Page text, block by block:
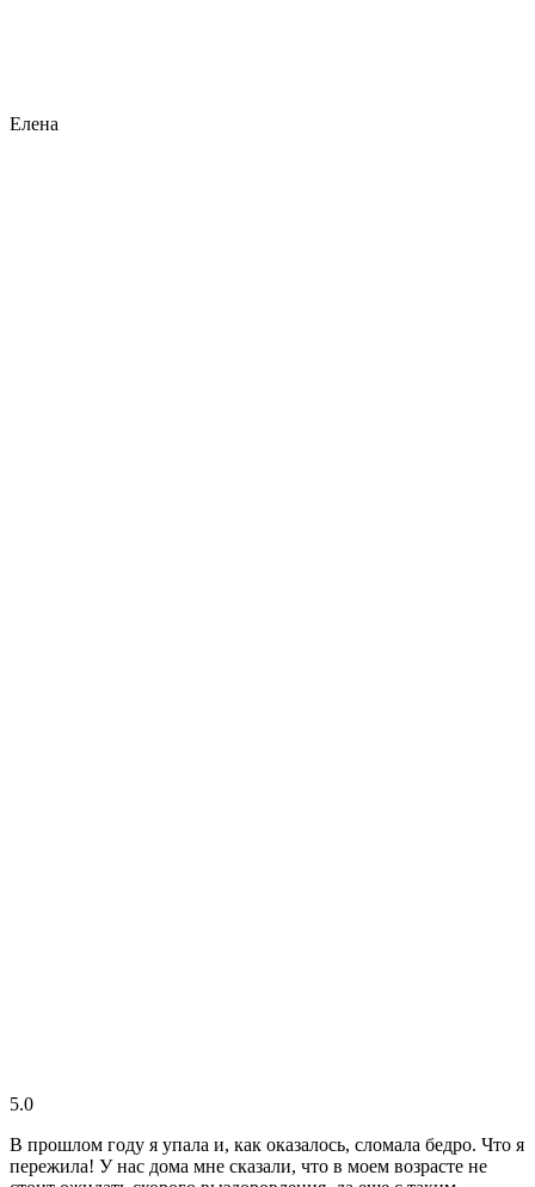
Елена
5.0
В прошлом году я упала и, как оказалось, сломала бедро. Что я
пережила! У нас дома мне сказали, что в моем возрасте не